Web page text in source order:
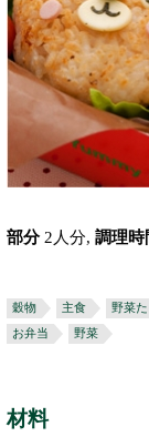
部分 2人分, 調理時
穀物 主食 野菜
お弁当
野菜
材料